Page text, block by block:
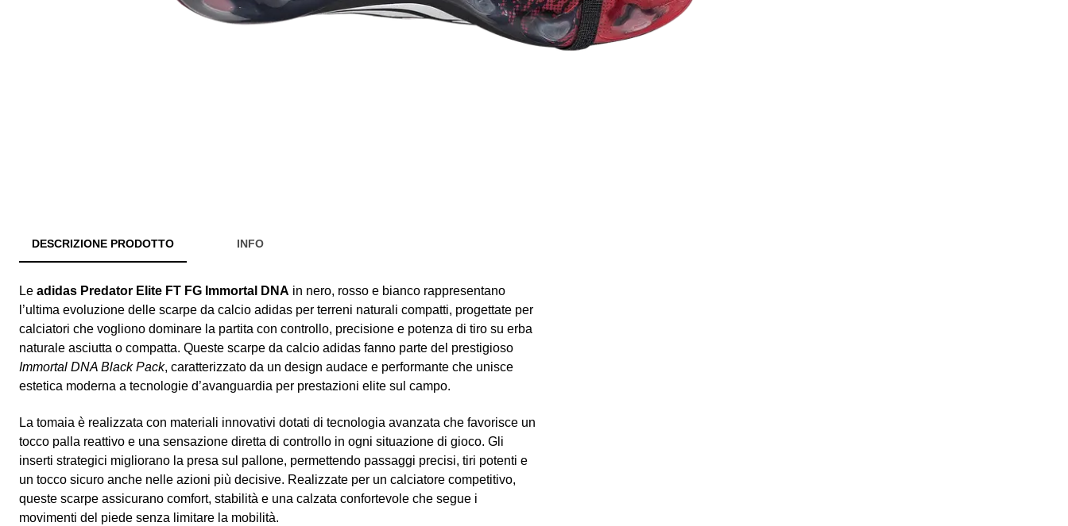
DESCRIZIONE PRODOTTO INFO
Le adidas Predator Elite FT FG Immortal DNA in nero, rosso e bianco rappresentano
l’ultima evoluzione delle scarpe da calcio adidas per terreni naturali compatti, progettate per
calciatori che vogliono dominare la partita con controllo, precisione e potenza di tiro su erba
naturale asciutta o compatta. Queste scarpe da calcio adidas fanno parte del prestigioso
Immortal DNA Black Pack, caratterizzato da un design audace e performante che unisce
estetica moderna a tecnologie d’avanguardia per prestazioni elite sul campo.
La tomaia è realizzata con materiali innovativi dotati di tecnologia avanzata che favorisce un
tocco palla reattivo e una sensazione diretta di controllo in ogni situazione di gioco. Gli
inserti strategici migliorano la presa sul pallone, permettendo passaggi precisi, tiri potenti e
un tocco sicuro anche nelle azioni più decisive. Realizzate per un calciatore competitivo,
queste scarpe assicurano comfort, stabilità e una calzata confortevole che segue i
movimenti del piede senza limitare la mobilità.